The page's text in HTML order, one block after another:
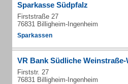
Sparkasse Südpfalz
Firststraße 27
76831 Billigheim-Ingenheim
Sparkassen
VR Bank Südliche Weinstraße-
Firststr. 27
76831 Billigheim-Ingenheim